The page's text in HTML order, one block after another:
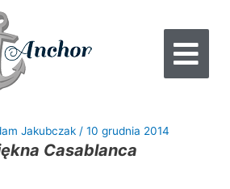
Jakubczak / 10 grudnia 2014
Casablanca